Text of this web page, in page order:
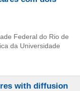
Federal do Rio de
da Universidade
with diffusion